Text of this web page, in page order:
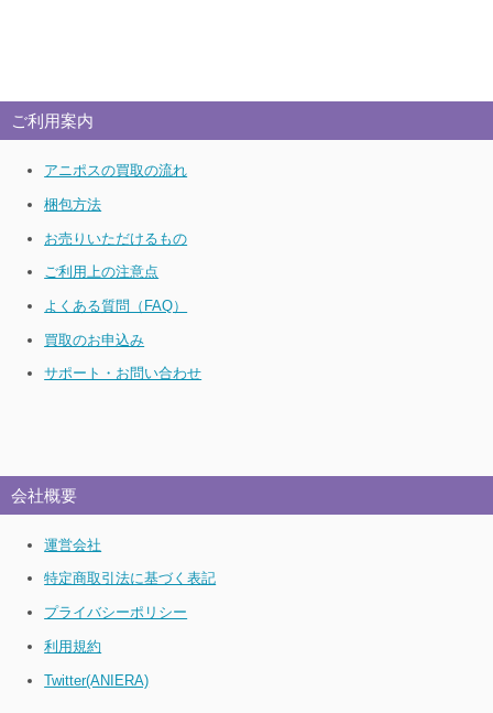
ご利用案内
アニポスの買取の流れ
梱包方法
お売りいただけるもの
ご利用上の注意点
よくある質問（FAQ）
買取のお申込み
サポート・お問い合わせ
会社概要
運営会社
特定商取引法に基づく表記
プライバシーポリシー
利用規約
Twitter(ANIERA)